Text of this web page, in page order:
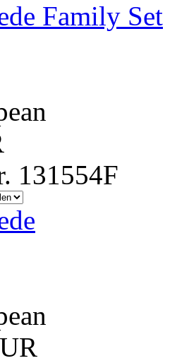
Family Set
131554F